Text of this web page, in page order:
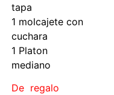
tapa
1 molcajete con
cuchara
1 Platon
mediano
De regalo